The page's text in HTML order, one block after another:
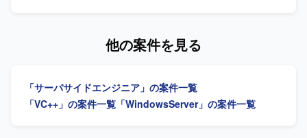
アルタイム制御に関する知見を深めていただけます。 【開
いた設計やドキュメント作成にも取り組んでいただきま
整を行いつつ推進していける方を求めています。オブジェ
クト指向を理解し、設計意図を踏まえて開発を進められる
他の案件を見る
「サーバサイドエンジニア」の案件一覧
「VC++」の案件一覧 「WindowsServer」の案件一覧